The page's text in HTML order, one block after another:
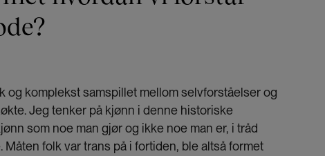
og komplekst samspillet mellom selvforståelser og
Jeg tenker på kjønn i denne historiske
som noe man gjør og ikke noe man er, i tråd
folk var trans på i fortiden, ble altså formet